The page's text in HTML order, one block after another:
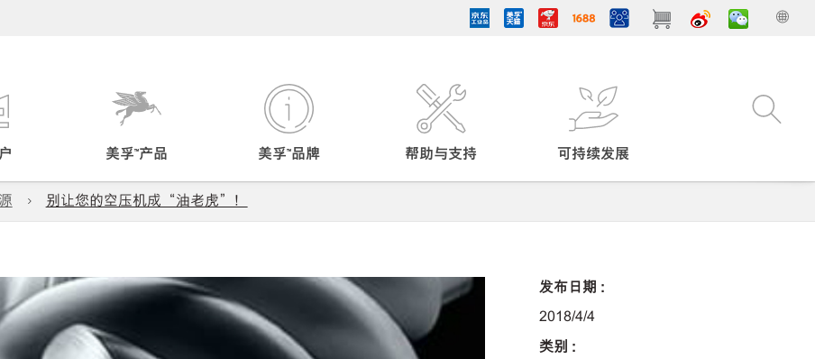
美孚™产品 美孚™品牌 帮助与支持 可持续发展
别让您的空压机成“油老虎”！
发布日期 :
2018/4/4
类别 :